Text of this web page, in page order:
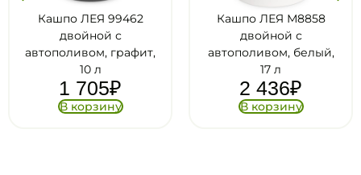
графит,
Кашпо ЛЕЯ М8858
автополивом, белый,
Кашпо